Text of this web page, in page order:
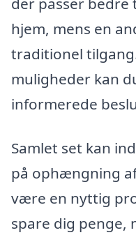
hjem, mens en
traditionel
muligheder kan
informerede
Samlet set kan
på ophængning
være en nyttig
spare dig penge,